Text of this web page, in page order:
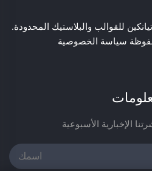
للقوالب والبلاستيك المحدودة.
سياسة الخصوصية
الإخبارية الأسبوعية